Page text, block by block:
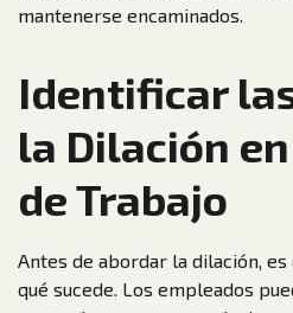
mantenerse encaminados.
Identificar
la Dilación
de Trabajo
Antes de abordar la dilación,
qué sucede. Los empleados